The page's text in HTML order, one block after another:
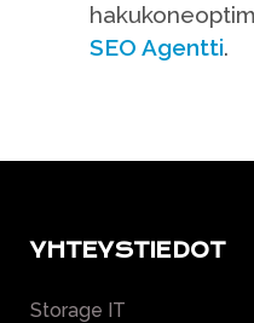
SEO Agentti.
YHTEYSTIEDOT
Storage IT